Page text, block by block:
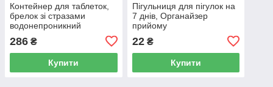
Контейнер для таблеток,
брелок зі стразами
водонепроникний
286 ₴
Купити
Пігульниця для пігулок на
7 днів, Органайзер
прийому
диспенсер на 7 днів
22₴
Купити